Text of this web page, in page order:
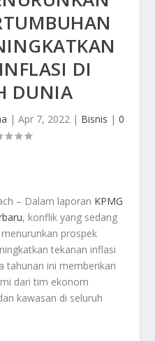
DI
DUNIA
| Apr 7, 2022| Bisnis | 0
– Dalam laporan KPMG
, konflik yang sedang
prospek
tekanan inflasi
tahunan ini memberikan
dari tim ekonom
kawasan di seluruh